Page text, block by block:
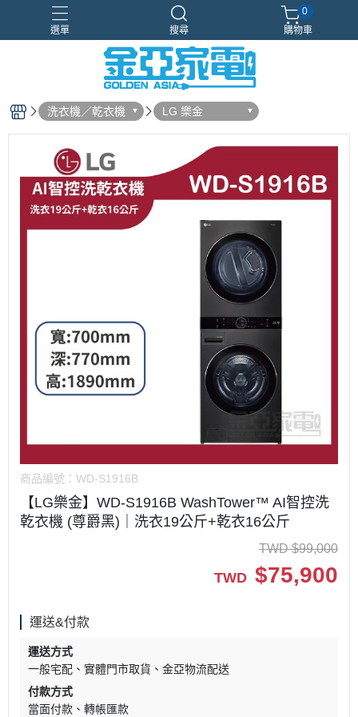
選單 搜尋
Samsung 新品上市 智慧冰箱 獨家設計
0
購物車
洗衣機／乾衣機 LG 樂金
商品編號： WD-S1916B
【LG樂金】WD-S1916B WashTower™ AI智控洗
乾衣機 (尊爵黑)｜洗衣19公斤+乾衣16公斤
TWD $99,000
TWD $75,900
運送&付款
運送方式
一般宅配
實體門市取貨
金亞物流配送
付款方式
當面付款
轉帳匯款